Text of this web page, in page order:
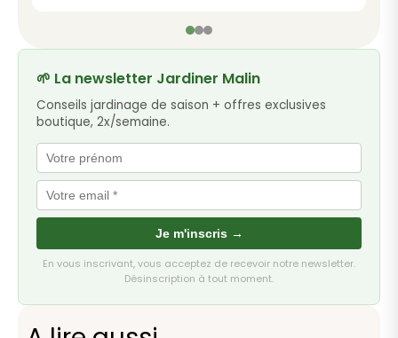
🌱 La newsletter Jardiner Malin
Conseils jardinage de saison + offres exclusives
boutique, 2x/semaine.
Je m'inscris →
En vous inscrivant, vous acceptez de recevoir notre newsletter.
Désinscription à tout moment.